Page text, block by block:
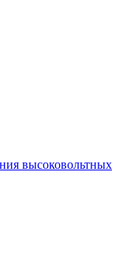
высоковольтных